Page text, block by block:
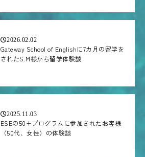
2026.02.02
Gateway School of Englishに7カ月の留学を
されたS.M様から留学体験談
2025.11.03
ESEの50+プログラムに参加されたお客様
（50代、女性）の体験談